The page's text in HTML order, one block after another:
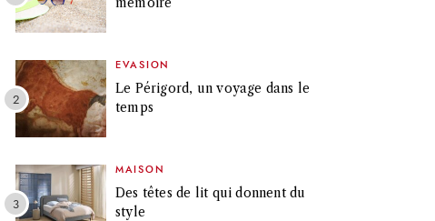
EVASION
Le Périgord, un voyage dans le
temps
MAISON
Des têtes de lit qui donnent du
style